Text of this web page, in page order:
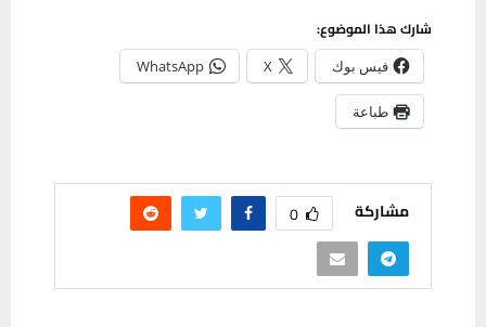
شارك هذا الموضوع:
فيس بوك X
WhatsApp
طباعة
مشاركة 0